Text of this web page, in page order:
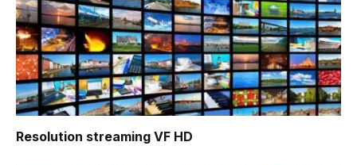
Resolution streaming VF HD